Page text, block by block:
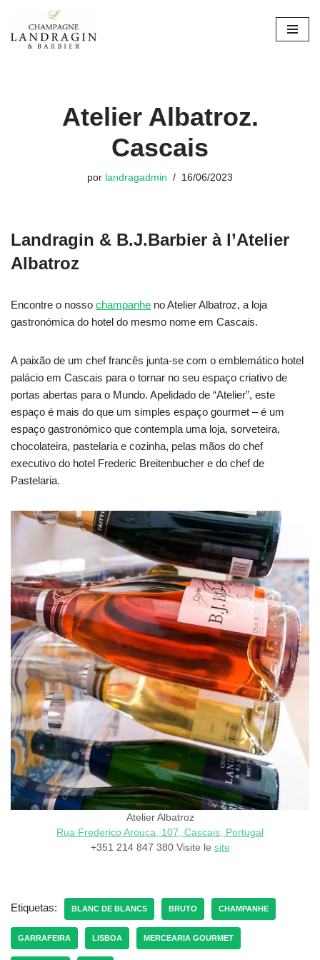
Avançar
Atelier Albatroz.
Cascais
por landragadmin 16/06/2023
Landragin & B.J.Barbier à l’Atelier
Albatroz
Encontre o nosso champanhe no Atelier Albatroz, a loja
gastronómica do hotel do mesmo nome em Cascais.
A paixão de um chef francês junta-se com o emblemático hotel
palácio em Cascais para o tornar no seu espaço criativo de
portas abertas para o Mundo. Apelidado de “Atelier”, este
espaço é mais do que um simples espaço gourmet – é um
espaço gastronómico que contempla uma loja, sorveteira,
chocolateira, pastelaria e cozinha, pelas mãos do chef
executivo do hotel Frederic Breitenbucher e do chef de
Pastelaria.
Atelier Albatroz
Rua Frederico Arouca, 107, Cascais, Portugal
+351 214 847 380 Visite le site
Etiquetas: BLANC DE BLANCS BRUTO CHAMPANHE
GARRAFEIRA LISBOA MERCEARIA GOURMET